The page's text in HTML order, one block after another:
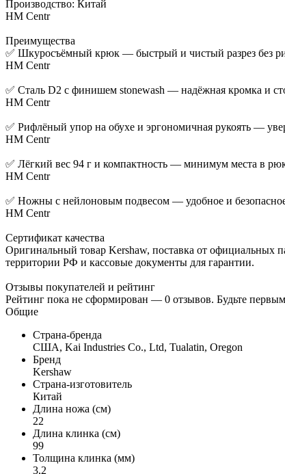
Производство: Китай
HM Centr
Преимущества
✅ Шкуросъёмный крюк — быстрый и чистый разрез без
HM Centr
✅ Сталь D2 с финишем stonewash — надёжная кромка и
HM Centr
✅ Рифлёный упор на обухе и эргономичная рукоять —
HM Centr
✅ Лёгкий вес 94 г и компактность — минимум места в
HM Centr
✅ Ножны с нейлоновым подвесом — удобное и
HM Centr
Сертификат качества
Оригинальный товар Kershaw, поставка от официальных
территории РФ и кассовые документы для гарантии.
Отзывы покупателей и рейтинг
Рейтинг пока не сформирован — 0 отзывов. Будьте
Общие
Страна-бренда
США, Kai Industries Co., Ltd, Tualatin, Oregon
Бренд
Kershaw
Страна-изготовитель
Китай
Длина ножа (см)
22
Длина клинка (см)
99
Толщина клинка (мм)
3,2